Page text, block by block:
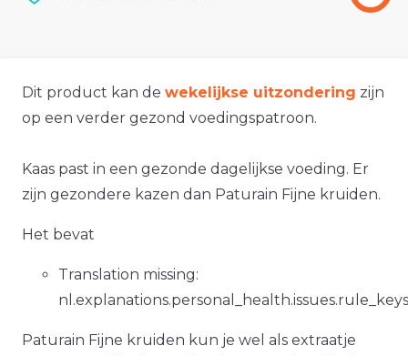
Dit product kan de wekelijkse uitzondering zijn
op een verder gezond voedingspatroon.
Kaas past in een gezonde dagelijkse voeding. Er
zijn gezondere kazen dan Paturain Fijne kruiden.
Het bevat
Translation missing:
Paturain Fijne kruiden kun je wel als extraatje